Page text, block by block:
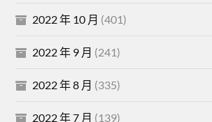
2022 年 10 月 (401)
2022 年 9 月 (241)
2022 年 8 月 (335)
2022 年 7 月 (139)